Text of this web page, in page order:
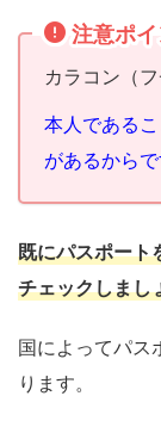
注意ポ
カラコン（
本人である
があるからで
既にパスポート
チェックしまし
国によってパス
ります。